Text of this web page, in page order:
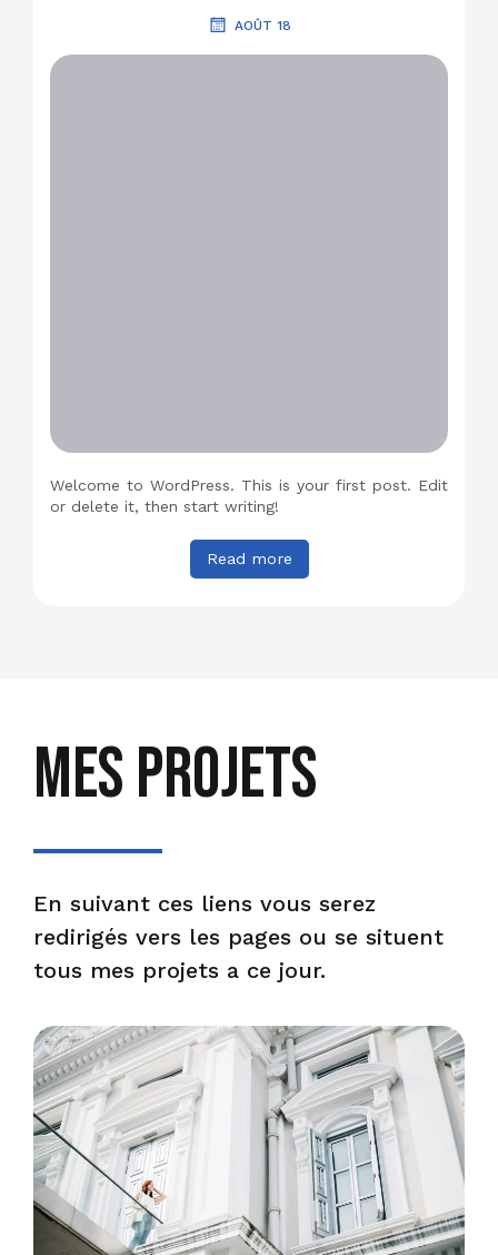
AOÛT 18
Welcome to WordPress. This is your first post. Edit
or delete it, then start writing!
Read more
Mes projets
En suivant ces liens vous serez
redirigés vers les pages ou se situent
tous mes projets a ce jour.